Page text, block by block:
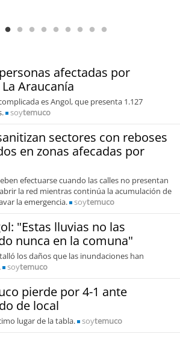
afectadas por
Araucanía
es Angol, que presenta 1.127
soytemuco
sectores con reboses
en zonas afecadas por
efectuarse cuando las calles no presentan
la red mientras continúa la acumulación de
la emergencia.
soytemuco
"Estas lluvias no las
nunca en la comuna"
los daños que las inundaciones han
soytemuco
pierde por 4-1 ante
de local
lugar de la tabla. soytemuco